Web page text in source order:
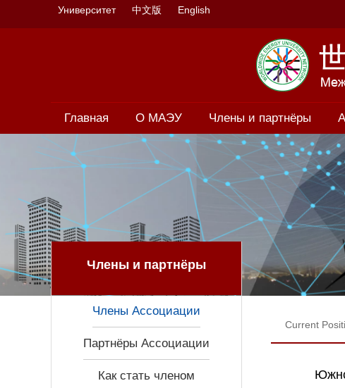
Университет 中文版 English
Главная О МАЭУ Члены и партнёры
Члены и партнёры
Члены Ассоциации
Партнёры Ассоциации
Как стать членом
Current